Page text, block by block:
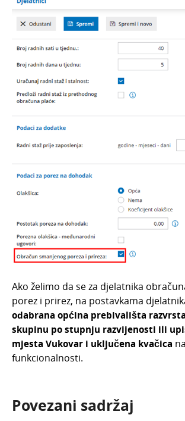
Siječanj 2024.
Prosinac 2023.
Studeni 2023.
Kolovoz 2023.
Veljača 2023.
Studeni 2024.
Travanj 2022.
Lipanj 2024.
Siječanj 2022.
Prosinac 2021.
Studeni 2021.
Listopad 2021.
Travanj 2021.
Ako želimo da se za djelatnika
porez i prirez, na postavkama
odabrana općina prebivališta
skupinu po stupnju razvijenosti ili
mjesta Vukovar i uključena kvačica
funkcionalnosti.
Povezani sadržaj